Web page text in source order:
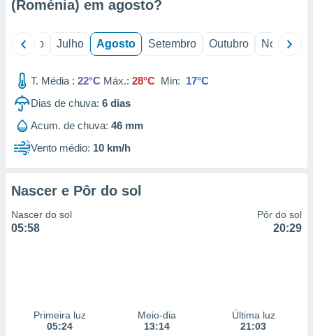
(Roménia) em agosto?
Junho Julho Agosto Setembro Outubro Novembro
T. Média : 22°C Máx.: 28°C Min: 17°C
Dias de chuva: 6 dias
Acum. de chuva: 46 mm
Vento médio: 10 km/h
Nascer e Pôr do sol
Nascer do sol
05:58
Pôr do sol
20:29
Primeira luz
05:24
Meio-dia
13:14
Última luz
21:03